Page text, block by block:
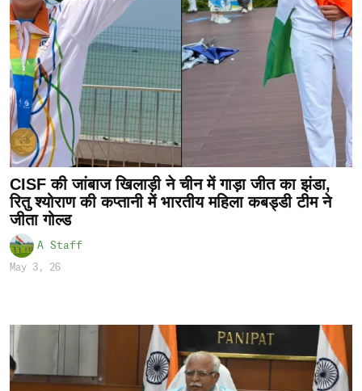
CISF की जांबाज खिलाड़ी ने चीन में गाड़ा जीत का झंडा,
रितु श्योराण की कप्तानी में भारतीय महिला कबड्डी टीम ने
जीता गोल्ड
A Staff
May 3, 26